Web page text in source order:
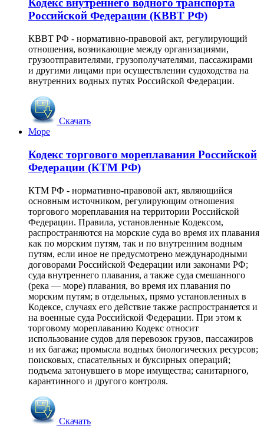
Кодекс внутреннего водного транспорта
Российской Федерации (КВВТ РФ)
КВВТ РФ - нормативно-правовой акт, регулирующий
отношения, возникающие между организациями,
грузоотправителями, грузополучателями, пассажирами
и другими лицами при осуществлении судоходства на
внутренних водных путях Российской Федерации.
Скачать
Море
Кодекс торгового мореплавания Российской
Федерации (КТМ РФ)
КТМ РФ - нормативно-правовой акт, являющийся
основным источником, регулирующим отношения
торгового мореплавания на территории Российской
Федерации. Правила, установленные Кодексом,
распространяются на морские суда во время их плавания
как по морским путям, так и по внутренним водным
путям, если иное не предусмотрено международными
договорами Российской Федерации или законами РФ;
суда внутреннего плавания, а также суда смешанного
(река — море) плавания, во время их плавания по
морским путям; в отдельных, прямо установленных в
Кодексе, случаях его действие также распространяется и
на военные суда Российской Федерации. При этом к
торговому мореплаванию Кодекс относит
использование судов для перевозок грузов, пассажиров
и их багажа; промысла водных биологических ресурсов;
поисковых, спасательных и буксирных операций;
подъема затонувшего в море имущества; санитарного,
карантинного и другого контроля.
Скачать